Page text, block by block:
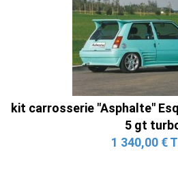
kit carrosserie "Asphalte"
5 gt
1 340,00 €